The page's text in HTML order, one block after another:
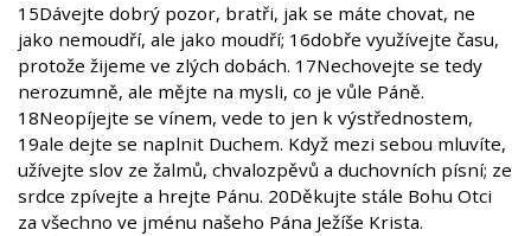
15Dávejte dobrý pozor, bratři, jak se máte chovat, ne
jako nemoudří, ale jako moudří; 16dobře využívejte času,
protože žijeme ve zlých dobách. 17Nechovejte se tedy
nerozumně, ale mějte na mysli, co je vůle Páně.
18Neopíjejte se vínem, vede to jen k výstřednostem,
19ale dejte se naplnit Duchem. Když mezi sebou mluvíte,
užívejte slov ze žalmů, chvalozpěvů a duchovních písní; ze
srdce zpívejte a hrejte Pánu. 20Děkujte stále Bohu Otci
za všechno ve jménu našeho Pána Ježíše Krista.